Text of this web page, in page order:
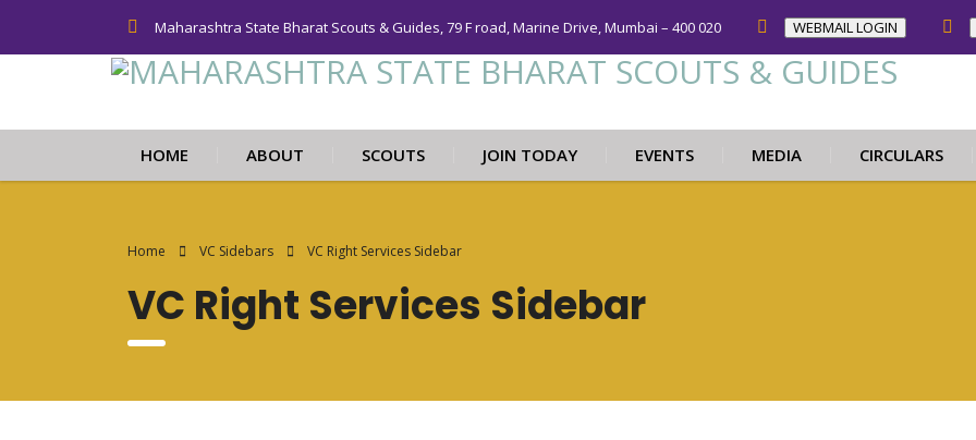
Maharashtra State Bharat Scouts & Guides, 79 F road, Marine Drive, Mumbai – 400 020 WEBMAIL LOGIN
HOME ABOUT SCOUTS JOIN TODAY EVENTS MEDIA CIRCULARS
Home VC Sidebars VC Right Services Sidebar
VC Right Services Sidebar